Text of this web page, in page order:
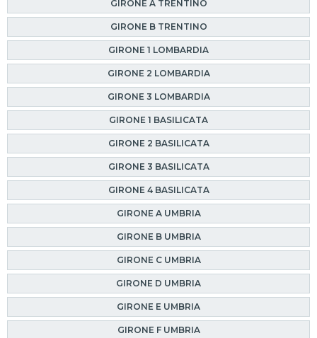
GIRONE A TRENTINO
GIRONE B TRENTINO
GIRONE 1 LOMBARDIA
GIRONE 2 LOMBARDIA
GIRONE 3 LOMBARDIA
GIRONE 1 BASILICATA
GIRONE 2 BASILICATA
GIRONE 3 BASILICATA
GIRONE 4 BASILICATA
GIRONE A UMBRIA
GIRONE B UMBRIA
GIRONE C UMBRIA
GIRONE D UMBRIA
GIRONE E UMBRIA
GIRONE F UMBRIA